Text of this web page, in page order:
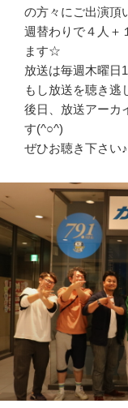
の方々にご出演頂
週替わりで４人＋
ます☆
放送は毎週木曜日
もし放送を聴き逃
後日、放送アーカ
す(^○^)
ぜひお聴き下さい♪